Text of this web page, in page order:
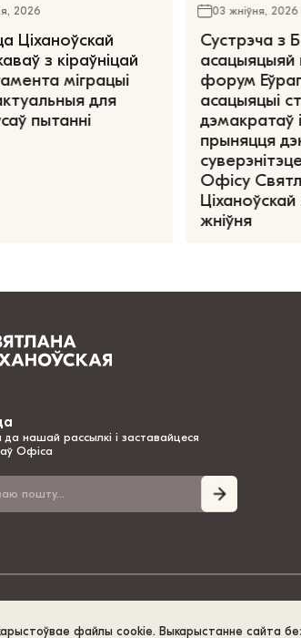
файлы cookie. Выкарыстанне сайта
2026
Ціханоўскай
з кіраўніцай
міграцыі
для
пытанні
03 жніўня, 2026
Сустрэча з
асацыяцыяй
форум
асацыяцыі
дэмакратаў
прыняцця
Офісу
жніўня
нашай рассылкі і заставайцеся
Офіса